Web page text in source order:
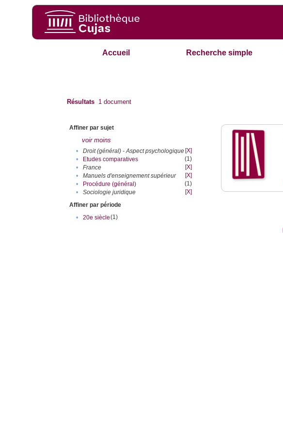
Accueil Recherche simple
Résultats 1 document
Affiner par sujet
voir moins
• Droit (général) - Aspect psychologique [X]
•
Etudes comparatives
(1)
•
France
[X]
•
Manuels d'enseignement supérieur
[X]
•
Procédure (général)
(1)
•
Sociologie juridique
[X]
Affiner par période
•
20e siècle(1)